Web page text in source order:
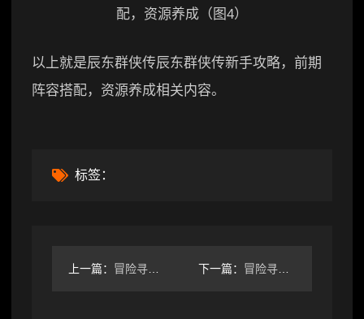
以上就是辰东群侠传辰东群侠传新手攻略，前期
阵容搭配，资源养成相关内容。
标签：
上一篇： 冒险寻宝然后打败魔王【攻略】S9血刺150（30）售后攻略 下一篇： 冒险寻宝然后打败魔王【攻略】S9血刺“猩红之女”阿瑞露攻略